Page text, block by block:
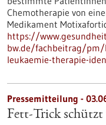
Chemotherapie von
Medikament
https://
bw.de/fachbeitrag/pm/
leukaemie-therapie-
Pressemitteilung -
Fett-Trick